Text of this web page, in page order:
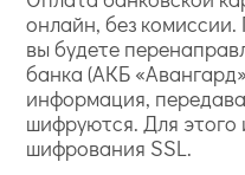
онлайн, без
вы будете
банка (АКБ
информация,
шифруются. Для этого
шифрования SSL.